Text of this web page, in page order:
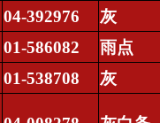
04-392976
灰
01-586082
雨点
01-538708
灰